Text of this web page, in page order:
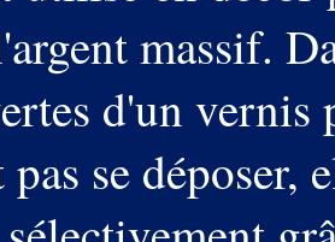
massif.
d'un
se déposer,